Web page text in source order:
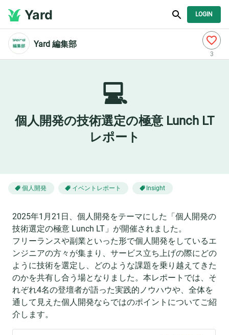
Yard LOGIN
Yard 編集部
3
💻
個人開発の技術選定の極意 Lunch LT
レポート
個人開発 イベントレポート Insight
2025年1月21日、個人開発をテーマにした「個人開発の
技術選定の極意 Lunch LT」が開催されました。
フリーランスや副業といった形で個人開発をしているエ
ンジニアの方々が集まり、サービス立ち上げの際にどの
ように技術を選定し、どのような課題を乗り越えてきた
のかを共有し合う場となりました。本レポートでは、そ
れぞれ4名の登壇者が語った実践的ノウハウや、全体を
通して見えた個人開発ならではのポイントについてご紹
介します。